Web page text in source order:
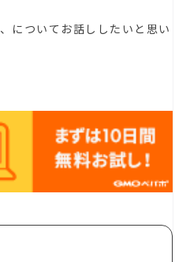
、についてお話ししたいと思い